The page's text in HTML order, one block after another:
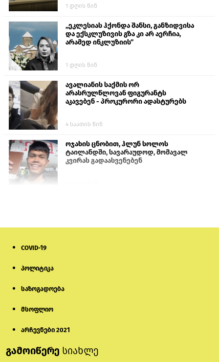
1 დღის წინ
„ეკლესიას ჰქონდა შანსი, განზიდვისა
და ექსკლუზივის გზა კი არ აერჩია,
არამედ ინკლუზიის“
1 დღის წინ
ავალიანის საქმის ორ
არასრულწლოვან ფიგურანტს
აკავებენ - პროკურორი ადასტურებს
4 საათის წინ
ოჯახის ცნობით, ჰლუნ სოლოს
ტაილანდში, სავარაუდოდ, მომავალ
კვირას გადაასვენებენ
გათიშვაზე პირველადი შეფასება
COVID-19
პოლიტიკა
საზოგადოება
მსოფლიო
არჩევნები 2021
გამოიწერე სიახლე